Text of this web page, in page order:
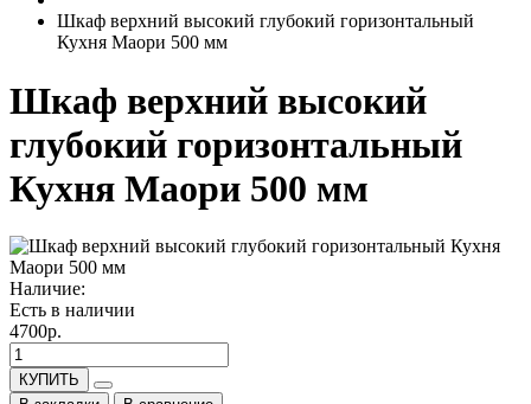
Шкаф верхний высокий глубокий горизонтальный
Кухня Маори 500 мм
Шкаф верхний высокий
глубокий горизонтальный
Кухня Маори 500 мм
Наличие:
Есть в наличии
4700р.
КУПИТЬ